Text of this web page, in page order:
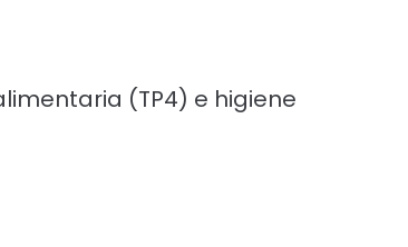
(TP4) e higiene